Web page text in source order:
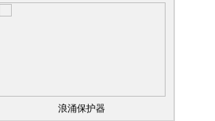
浪涌保护器